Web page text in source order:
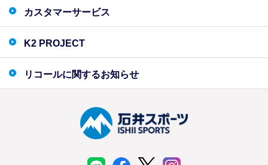
カスタマーサービス
K2 PROJECT
リコールに関するお知らせ